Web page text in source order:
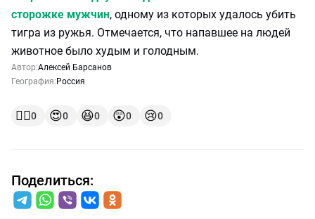
сторожке мужчин, одному из которых удалось убить
тигра из ружья. Отмечается, что напавшее на людей
животное было худым и голодным.
Автор:Алексей Барсанов
География: Россия
👍🏻0 😍0 😆0 😲0 😢0
Поделиться: